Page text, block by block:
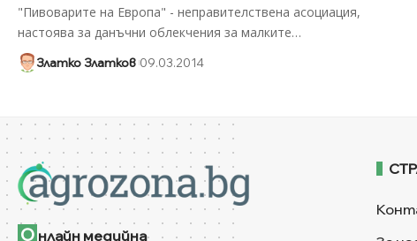
"Пивоварите на Европа" - неправителствена асоциация,
настоява за данъчни облекчения за малките…
Златко Златков 09.03.2014
О нлайн медийна